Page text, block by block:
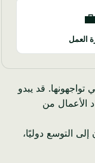
العمل
تواجهونها. قد يبدو
الأعمال من
التوسع دوليًا،